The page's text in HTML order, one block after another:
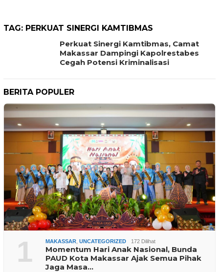
TAG: PERKUAT SINERGI KAMTIBMAS
Perkuat Sinergi Kamtibmas, Camat
Makassar Dampingi Kapolrestabes
Cegah Potensi Kriminalisasi
BERITA POPULER
1 MAKASSAR UNCATEGORIZED 172 Dilihat
Momentum Hari Anak Nasional, Bunda
PAUD Kota Makassar Ajak Semua Pihak
Jaga Masa…